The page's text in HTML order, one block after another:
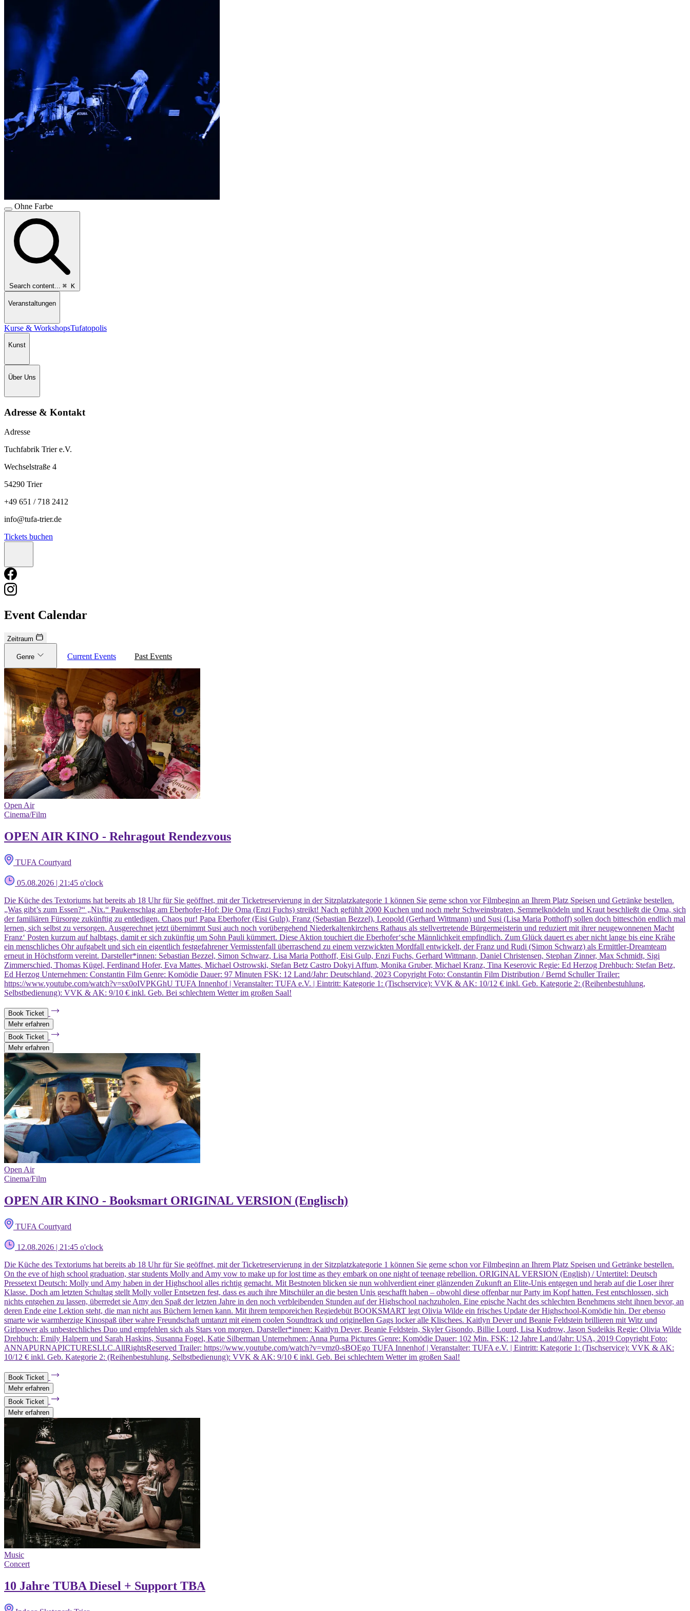
Ohne Farbe
Search content... ⌘ K
Veranstaltungen
Kurse & WorkshopsTufatopolis
Kunst
Über Uns
Adresse & Kontakt
Adresse
Tuchfabrik Trier e.V.
Wechselstraße 4
54290 Trier
+49 651 / 718 2412
info@tufa-trier.de
Tickets buchen
Event Calendar
Zeitraum
Genre Current Events Past Events
Open Air
Cinema/Film
OPEN AIR KINO - Rehragout Rendezvous
TUFA Courtyard
05.08.2026 | 21:45 o'clock
Die Küche des Textoriums hat bereits ab 18 Uhr für Sie geöffnet, mit der Ticketreservierung in der Sitzplatzkategorie 1 können Sie gerne schon vor Filmbeginn an Ihrem Platz Speisen und Getränke bestellen.
„Was gibt’s zum Essen?“ „Nix.“ Paukenschlag am Eberhofer-Hof: Die Oma (Enzi Fuchs) streikt! Nach gefühlt 2000 Kuchen und noch mehr Schweinsbraten, Semmelknödeln und Kraut beschließt die Oma, sich
der familiären Fürsorge zukünftig zu entledigen. Chaos pur! Papa Eberhofer (Eisi Gulp), Franz (Sebastian Bezzel), Leopold (Gerhard Wittmann) und Susi (Lisa Maria Potthoff) sollen doch bitteschön endlich mal
lernen, sich selbst zu versorgen. Ausgerechnet jetzt übernimmt Susi auch noch vorübergehend Niederkaltenkirchens Rathaus als stellvertretende Bürgermeisterin und reduziert mit ihrer neugewonnenen Macht
Franz‘ Posten kurzum auf halbtags, damit er sich zukünftig um Sohn Pauli kümmert. Diese Aktion touchiert die Eberhofer‘sche Männlichkeit empfindlich. Zum Glück dauert es aber nicht lange bis eine Krähe
ein menschliches Ohr aufgabelt und sich ein eigentlich festgefahrener Vermisstenfall überraschend zu einem verzwickten Mordfall entwickelt, der Franz und Rudi (Simon Schwarz) als Ermittler-Dreamteam
erneut in Höchstform vereint. Darsteller*innen: Sebastian Bezzel, Simon Schwarz, Lisa Maria Potthoff, Eisi Gulp, Enzi Fuchs, Gerhard Wittmann, Daniel Christensen, Stephan Zinner, Max Schmidt, Sigi
Zimmerschied, Thomas Kügel, Ferdinand Hofer, Eva Mattes, Michael Ostrowski, Stefan Betz Castro Dokyi Affum, Monika Gruber, Michael Kranz, Tina Keserovic Regie: Ed Herzog Drehbuch: Stefan Betz,
Ed Herzog Unternehmen: Constantin Film Genre: Komödie Dauer: 97 Minuten FSK: 12 Land/Jahr: Deutschland, 2023 Copyright Foto: Constantin Film Distribution / Bernd Schuller Trailer:
https://www.youtube.com/watch?v=sx0oIVPKGhU TUFA Innenhof | Veranstalter: TUFA e.V. | Eintritt: Kategorie 1: (Tischservice): VVK & AK: 10/12 € inkl. Geb. Kategorie 2: (Reihenbestuhlung,
Selbstbedienung): VVK & AK: 9/10 € inkl. Geb. Bei schlechtem Wetter im großen Saal!
Book Ticket
Mehr erfahren
Book Ticket
Mehr erfahren
Open Air
Cinema/Film
OPEN AIR KINO - Booksmart ORIGINAL VERSION (Englisch)
TUFA Courtyard
12.08.2026 | 21:45 o'clock
Die Küche des Textoriums hat bereits ab 18 Uhr für Sie geöffnet, mit der Ticketreservierung in der Sitzplatzkategorie 1 können Sie gerne schon vor Filmbeginn an Ihrem Platz Speisen und Getränke bestellen.
On the eve of high school graduation, star students Molly and Amy vow to make up for lost time as they embark on one night of teenage rebellion. ORIGINAL VERSION (English) / Untertitel: Deutsch
Pressetext Deutsch: Molly und Amy haben in der Highschool alles richtig gemacht. Mit Bestnoten blicken sie nun wohlverdient einer glänzenden Zukunft an Elite-Unis entgegen und herab auf die Loser ihrer
Klasse. Doch am letzten Schultag stellt Molly voller Entsetzen fest, dass es auch ihre Mitschüler an die besten Unis geschafft haben – obwohl diese offenbar nur Party im Kopf hatten. Fest entschlossen, sich
nichts entgehen zu lassen, überredet sie Amy den Spaß der letzten Jahre in den noch verbleibenden Stunden auf der Highschool nachzuholen. Eine epische Nacht des schlechten Benehmens steht ihnen bevor, an
deren Ende eine Lektion steht, die man nicht aus Büchern lernen kann. Mit ihrem temporeichen Regiedebüt BOOKSMART legt Olivia Wilde ein frisches Update der Highschool-Komödie hin. Der ebenso
smarte wie warmherzige Kinospaß über wahre Freundschaft umtanzt mit einem coolen Soundtrack und originellen Gags locker alle Klischees. Kaitlyn Dever und Beanie Feldstein brillieren mit Witz und
Girlpower als unbestechliches Duo und empfehlen sich als Stars von morgen. Darsteller*innen: Kaitlyn Dever, Beanie Feldstein, Skyler Gisondo, Billie Lourd, Lisa Kudrow, Jason Sudeikis Regie: Olivia Wilde
Drehbuch: Emily Halpern und Sarah Haskins, Susanna Fogel, Katie Silberman Unternehmen: Anna Purna Pictures Genre: Komödie Dauer: 102 Min. FSK: 12 Jahre Land/Jahr: USA, 2019 Copyright Foto:
ANNAPURNAPICTURESLLC.AllRightsReserved Trailer: https://www.youtube.com/watch?v=vmz0-sBOEgo TUFA Innenhof | Veranstalter: TUFA e.V. | Eintritt: Kategorie 1: (Tischservice): VVK & AK:
10/12 € inkl. Geb. Kategorie 2: (Reihenbestuhlung, Selbstbedienung): VVK & AK: 9/10 € inkl. Geb. Bei schlechtem Wetter im großen Saal!
Book Ticket
Mehr erfahren
Book Ticket
Mehr erfahren
Music
Concert
10 Jahre TUBA Diesel + Support TBA